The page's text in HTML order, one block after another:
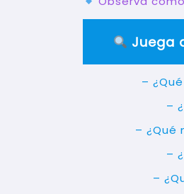
Juega
–
–
– ¿Qué
–
–